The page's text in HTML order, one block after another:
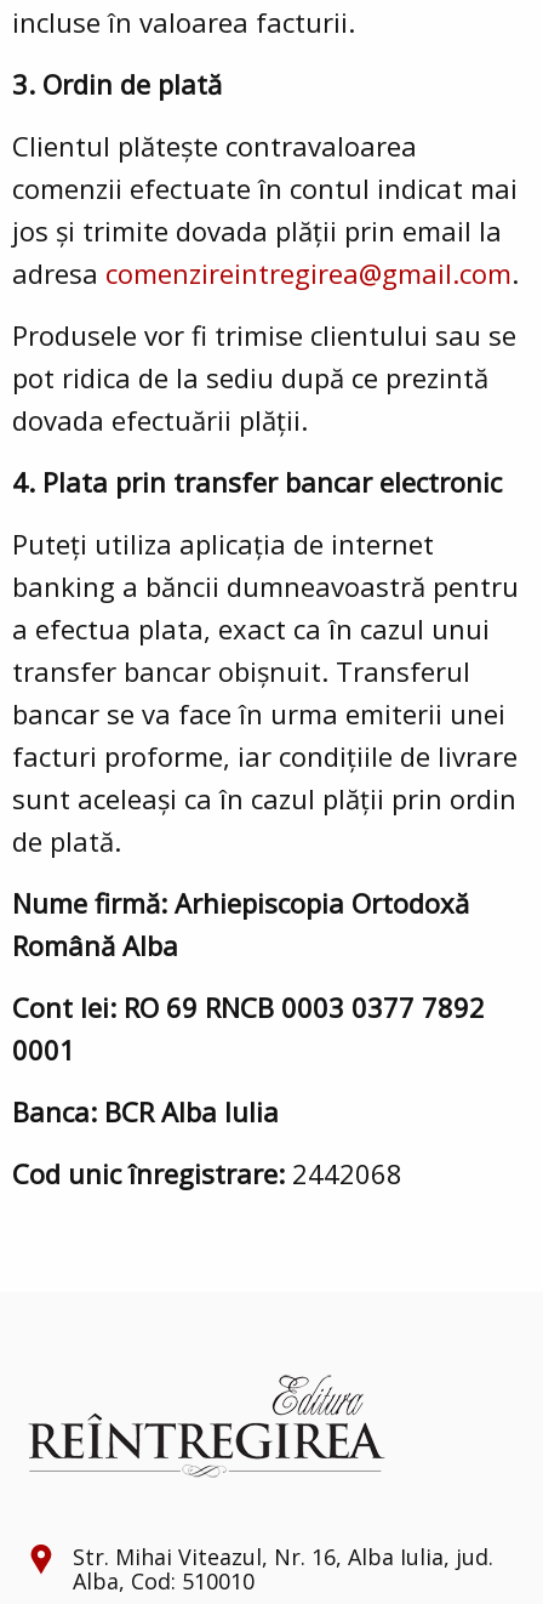
incluse în valoarea facturii.
3. Ordin de plată
Clientul plătește contravaloarea
comenzii efectuate în contul indicat mai
jos și trimite dovada plății prin email la
adresa comenzireintregirea@gmail.com.
Produsele vor fi trimise clientului sau se
pot ridica de la sediu după ce prezintă
dovada efectuării plății.
4. Plata prin transfer bancar electronic
Puteți utiliza aplicația de internet
banking a băncii dumneavoastră pentru
a efectua plata, exact ca în cazul unui
transfer bancar obișnuit. Transferul
bancar se va face în urma emiterii unei
facturi proforme, iar condițiile de livrare
sunt aceleași ca în cazul plății prin ordin
de plată.
Nume firmă: Arhiepiscopia Ortodoxă
Română Alba
Cont lei: RO 69 RNCB 0003 0377 7892
0001
Banca: BCR Alba Iulia
Cod unic înregistrare: 2442068
Str. Mihai Viteazul, Nr. 16, Alba Iulia, jud.
Alba, Cod: 510010